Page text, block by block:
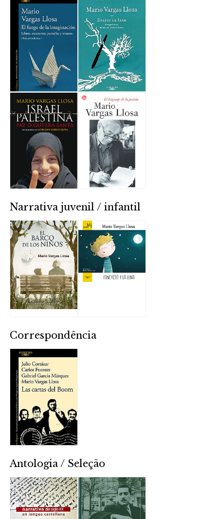
Narrativa juvenil / infantil
Correspondência
Antologia / Seleção